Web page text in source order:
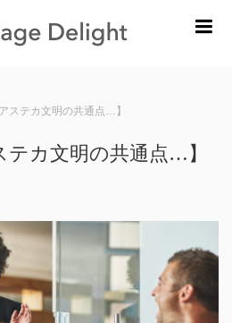
ステカ文明の共通点…】
テカ文明の共通点…】